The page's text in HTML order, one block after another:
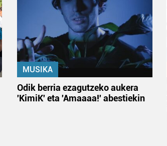
MUSIKA
Odik berria ezagutzeko aukera
'KimiK' eta 'Amaaaa!' abestiekin